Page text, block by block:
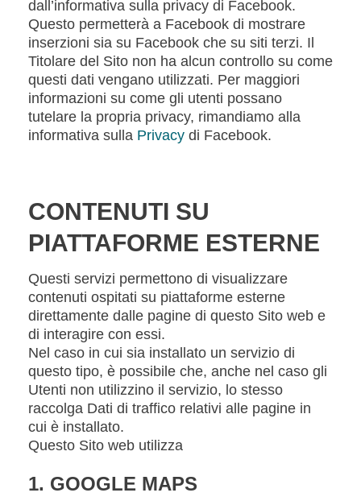
dall’informativa sulla privacy di Facebook.
Questo permetterà a Facebook di mostrare
inserzioni sia su Facebook che su siti terzi. Il
Titolare del Sito non ha alcun controllo su come
questi dati vengano utilizzati. Per maggiori
informazioni su come gli utenti possano
tutelare la propria privacy, rimandiamo alla
informativa sulla Privacy di Facebook.
CONTENUTI SU
PIATTAFORME ESTERNE
Questi servizi permettono di visualizzare
contenuti ospitati su piattaforme esterne
direttamente dalle pagine di questo Sito web e
di interagire con essi.
Nel caso in cui sia installato un servizio di
questo tipo, è possibile che, anche nel caso gli
Utenti non utilizzino il servizio, lo stesso
raccolga Dati di traffico relativi alle pagine in
cui è installato.
Questo Sito web utilizza
1. GOOGLE MAPS